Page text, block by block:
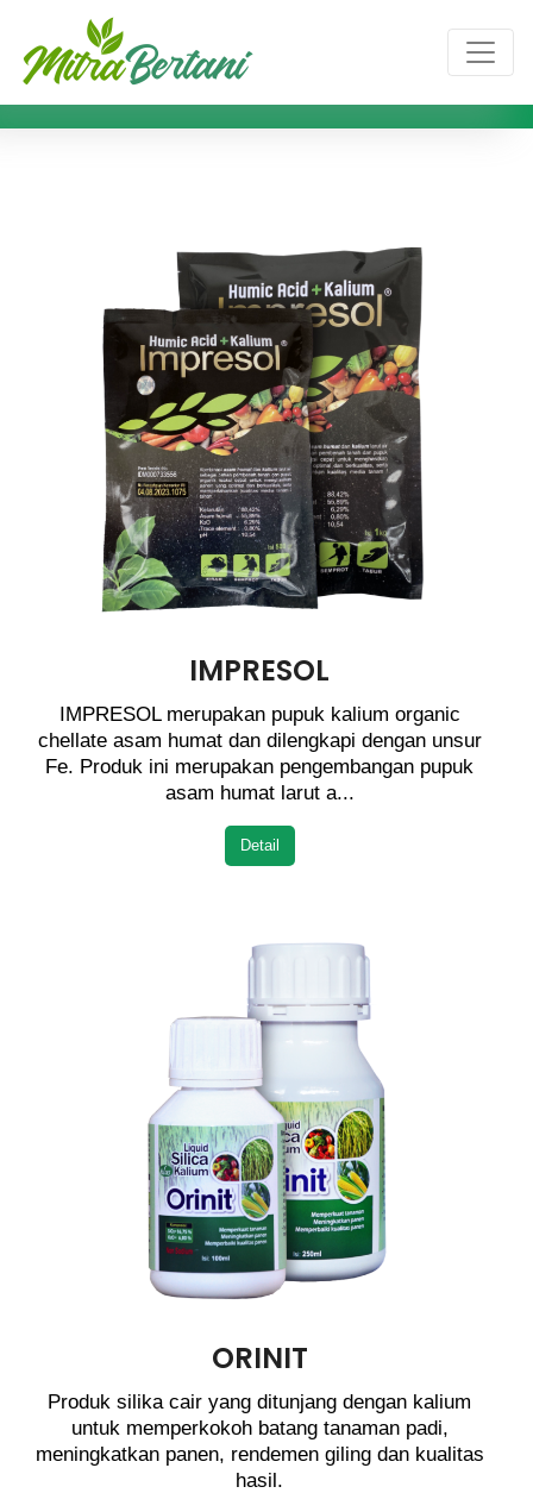
IMPRESOL
IMPRESOL merupakan pupuk kalium organic
chellate asam humat dan dilengkapi dengan unsur
Fe. Produk ini merupakan pengembangan pupuk
asam humat larut a...
Detail
ORINIT
Produk silika cair yang ditunjang dengan kalium
untuk memperkokoh batang tanaman padi,
meningkatkan panen, rendemen giling dan kualitas
hasil.